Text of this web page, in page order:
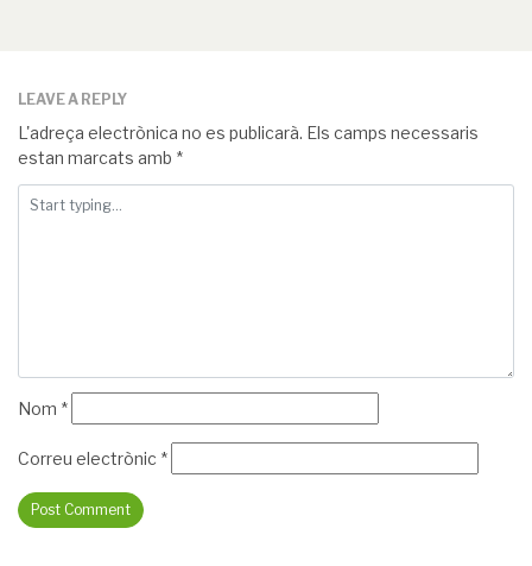
LEAVE A REPLY
L'adreça electrònica no es publicarà. Els camps necessaris
estan marcats amb *
Nom *
Correu electrònic *